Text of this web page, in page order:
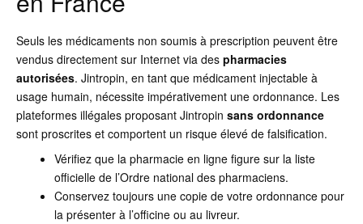
Seuls les médicaments non soumis à prescription peuvent être
vendus directement sur Internet via des pharmacies
autorisées. Jintropin, en tant que médicament injectable à
usage humain, nécessite impérativement une ordonnance. Les
plateformes illégales proposant Jintropin sans ordonnance
sont proscrites et comportent un risque élevé de falsification.
Vérifiez que la pharmacie en ligne figure sur la liste
officielle de l’Ordre national des pharmaciens.
Conservez toujours une copie de votre ordonnance pour
la présenter à l’officine ou au livreur.